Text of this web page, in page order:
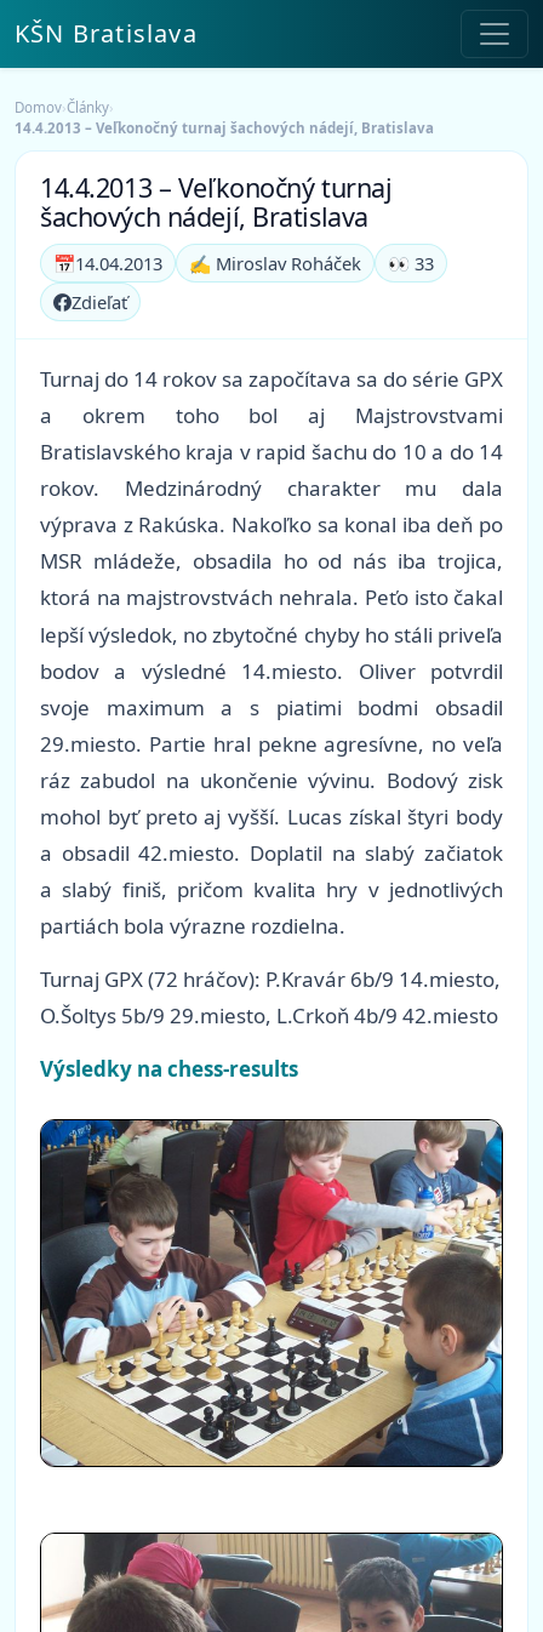
KŠN Bratislava
Domov›Články›
14.4.2013 – Veľkonočný turnaj šachových nádejí, Bratislava
14.4.2013 – Veľkonočný turnaj
šachových nádejí, Bratislava
📅14.04.2013 ✍️ Miroslav Roháček
👀 33
Zdieľať
Turnaj do 14 rokov sa započítava sa do série GPX
a okrem toho bol aj Majstrovstvami
Bratislavského kraja v rapid šachu do 10 a do 14
rokov. Medzinárodný charakter mu dala
výprava z Rakúska. Nakoľko sa konal iba deň po
MSR mládeže, obsadila ho od nás iba trojica,
ktorá na majstrovstvách nehrala. Peťo isto čakal
lepší výsledok, no zbytočné chyby ho stáli priveľa
bodov a výsledné 14.miesto. Oliver potvrdil
svoje maximum a s piatimi bodmi obsadil
29.miesto. Partie hral pekne agresívne, no veľa
ráz zabudol na ukončenie vývinu. Bodový zisk
mohol byť preto aj vyšší. Lucas získal štyri body
a obsadil 42.miesto. Doplatil na slabý začiatok
a slabý finiš, pričom kvalita hry v jednotlivých
partiách bola výrazne rozdielna.
Turnaj GPX (72 hráčov): P.Kravár 6b/9 14.miesto,
O.Šoltys 5b/9 29.miesto, L.Crkoň 4b/9 42.miesto
Výsledky na chess-results